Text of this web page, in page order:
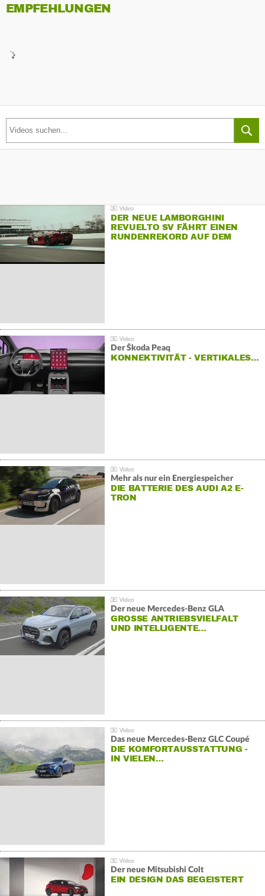
EMPFEHLUNGEN
DER NEUE LAMBORGHINI
REVUELTO SV FÄHRT EINEN
RUNDENREKORD AUF DEM
Der Škoda Peaq
KONNEKTIVITÄT - VERTIKALES…
Mehr als nur ein Energiespeicher
DIE BATTERIE DES AUDI A2 E-
TRON
Der neue Mercedes-Benz GLA
GROSSE ANTRIEBSVIELFALT U
ND INTELLIGENTE…
Das neue Mercedes-Benz GLC Coupé
DIE KOMFORTAUSSTATTUNG -
IN VIELEN…
Der neue Mitsubishi Colt
EIN DESIGN DAS BEGEISTERT